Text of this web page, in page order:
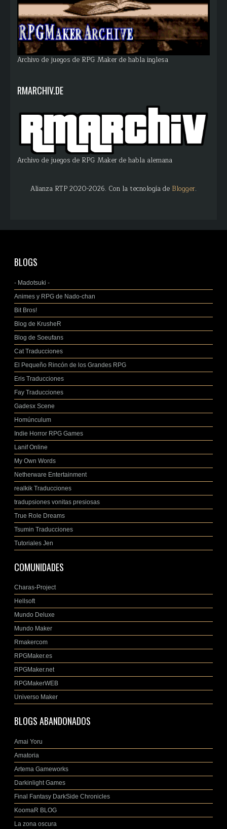
Archivo de juegos de RPG Maker de habla inglesa
RMARCHIV.DE
Archivo de juegos de RPG Maker de habla alemana
Alianza RTP 2020-2026. Con la tecnología de Blogger.
BLOGS
- Madotsuki -
Animes y RPG de Nado-chan
Bit Bros!
Blog de KrusheR
Blog de Soeufans
Cat Traducciones
El Pequeño Rincón de los Grandes RPG
Eris Traducciones
Fay Traducciones
Gadesx Scene
Homúnculum
Indie Horror RPG Games
Lanif Online
My Own Words
Netherware Entertainment
realkik Traducciones
tradupsiones vonitas presiosas
True Role Dreams
Tsumin Traducciones
Tutoriales Jen
COMUNIDADES
Charas-Project
Hellsoft
Mundo Deluxe
Mundo Maker
Rmakercom
RPGMaker.es
RPGMaker.net
RPGMakerWEB
Universo Maker
BLOGS ABANDONADOS
Amai Yoru
Amatoria
Artema Gameworks
Darkinlight Games
Final Fantasy DarkSide Chronicles
KoomaR BLOG
La zona oscura